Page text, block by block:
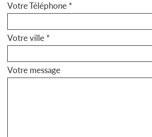
Votre Téléphone *
Votre ville *
Votre message